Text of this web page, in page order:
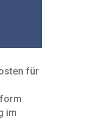
für
im